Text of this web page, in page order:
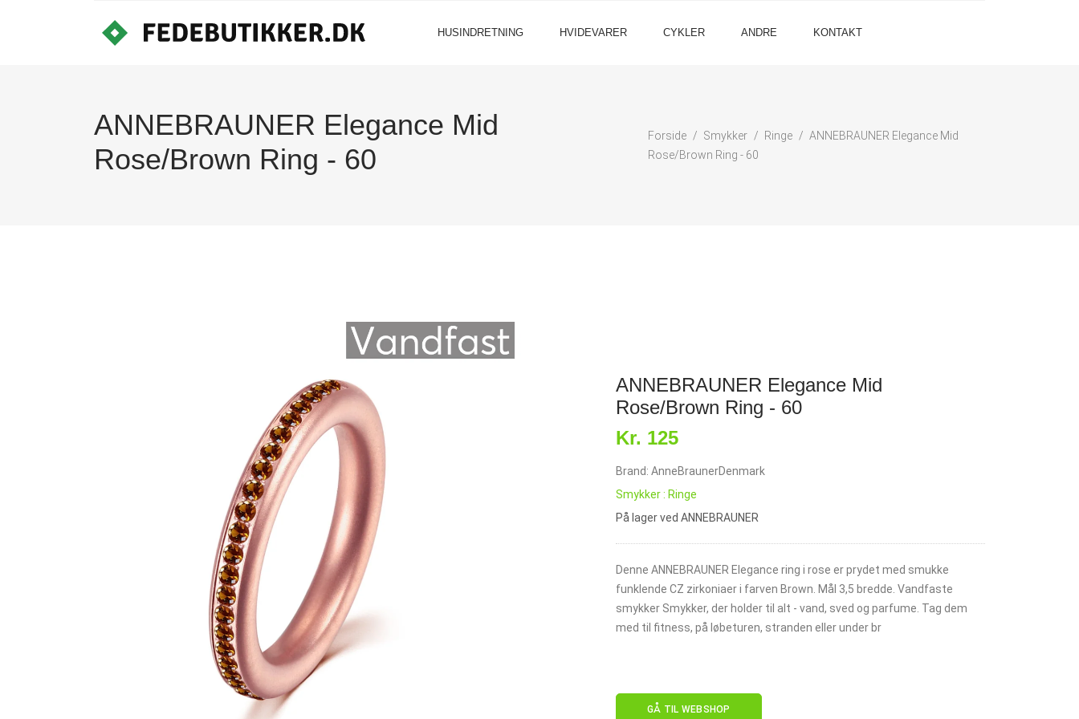
HUSINDRETNING HVIDEVARER CYKLER ANDRE KONTAKT
ANNEBRAUNER Elegance Mid
Rose/Brown Ring - 60
Forside Smykker Ringe
ANNEBRAUNER Elegance Mid
Rose/Brown Ring - 60
ANNEBRAUNER Elegance Mid
Rose/Brown Ring - 60
Kr. 125
Brand: AnneBraunerDenmark
Smykker : Ringe
På lager ved ANNEBRAUNER
Denne ANNEBRAUNER Elegance ring i rose er prydet med smukke
funklende CZ zirkoniaer i farven Brown. Mål 3,5 bredde. Vandfaste
smykker Smykker, der holder til alt - vand, sved og parfume. Tag dem
med til fitness, på løbeturen, stranden eller under br
GÅ TIL WEBSHOP